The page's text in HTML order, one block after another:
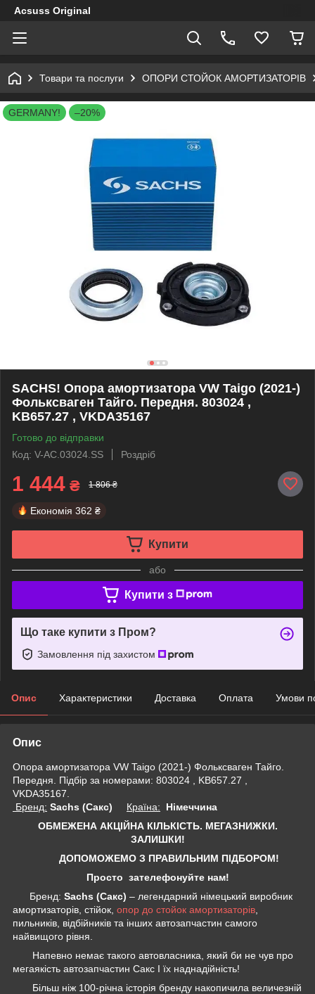
Acsuss Original
Товари та послуги ОПОРИ СТОЙОК АМОРТИЗАТОРІВ
GERMANY! –20%
SACHS! Опора амортизатора VW Taigo (2021-)
Фольксваген Тайго. Передня. 803024 ,
KB657.27 , VKDA35167
Готово до відправки
Код: V-AC.03024.SS
Роздріб
1 444 ₴ 1 806 ₴
Економія 362 ₴
Купити
або
Купити з
Що таке купити з Пром?
Замовлення під захистом
Опис Характеристики Доставка Оплата Умови
Опис
Опора амортизатора VW Taigo (2021-) Фольксваген Тайго.
Передня. Підбір за номерами: 803024 , KB657.27 ,
VKDA35167.
Бренд: Sachs (Сакс) Країна: Німеччина
ОБМЕЖЕНА АКЦІЙНА КІЛЬКІСТЬ. МЕГАЗНИЖКИ.
ЗАЛИШКИ!
ДОПОМОЖЕМО З ПРАВИЛЬНИМ ПІДБОРОМ!
Просто зателефонуйте нам!
Бренд: Sachs (Сакс) – легендарний німецький виробник
амортизаторів, стійок, опор до стойок амортизаторів
пильників, відбійників та інших автозапчастин самого
найвищого рівня.
Напевно немає такого автовласника, який би не чув про
мегаякість автозапчастин Сакс І їх наднадійність!
Більш ніж 100-річна історія бренду накопичила величезній